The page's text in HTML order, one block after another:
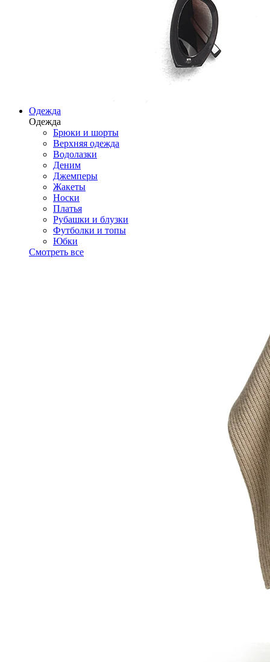
Одежда
Одежда
Брюки и шорты
Верхняя одежда
Водолазки
Деним
Джемперы
Жакеты
Носки
Платья
Рубашки и блузки
Футболки и топы
Юбки
Смотреть все